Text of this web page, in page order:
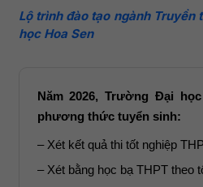
Lộ trình đào tạo ngành Truyền
học Hoa Sen
Năm 2026, Trường Đại
phương thức tuyển sinh:
– Xét kết quả thi tốt nghiệp
– Xét bằng học bạ THPT theo